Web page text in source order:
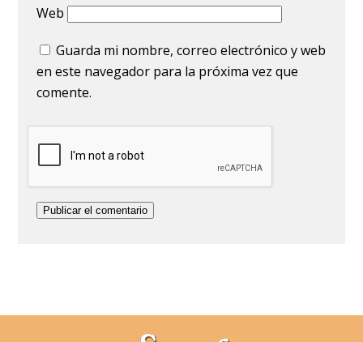
Web
Guarda mi nombre, correo electrónico y web
en este navegador para la próxima vez que
comente.